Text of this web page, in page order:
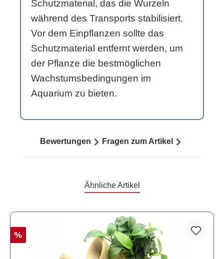
Schutzmaterial, das die Wurzeln
während des Transports stabilisiert.
Vor dem Einpflanzen sollte das
Schutzmaterial entfernt werden, um
der Pflanze die bestmöglichen
Wachstumsbedingungen im
Aquarium zu bieten.
Bewertungen Fragen zum Artikel
Ähnliche Artikel
%